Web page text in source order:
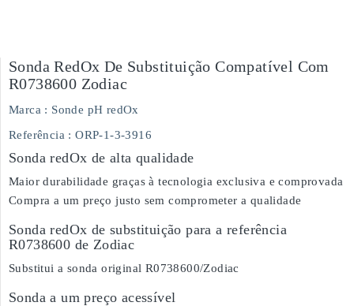
Sonda RedOx De Substituição Compatível Com
R0738600 Zodiac
Marca : Sonde pH redOx
Referência : ORP-1-3-3916
Sonda redOx de alta qualidade
Maior durabilidade graças à tecnologia exclusiva e comprovada
Compra a um preço justo sem comprometer a qualidade
Sonda redOx de substituição para a referência
R0738600 de Zodiac
Substitui a sonda original R0738600/Zodiac
Sonda a um preço acessível